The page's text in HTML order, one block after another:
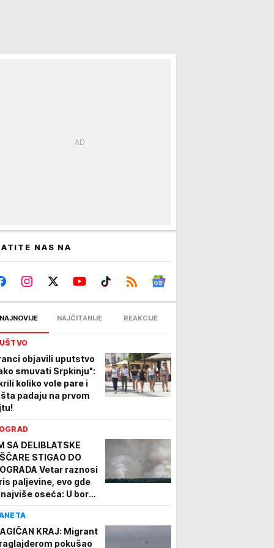
NAS NA
NAJNOVIJE NAJČITANIJE REAKCIJE
objavili uputstvo
smuvati Srpkinju":
koliko vole pare i
padaju na prvom
SA DELIBLATSKE
STIGAO DO
Vetar raznosi
paljevine, evo gde
oseća: U borbi
i helikopteri
KRAJ: Migrant
pokušao